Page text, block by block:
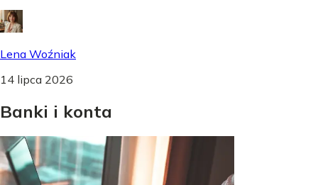
Lena Woźniak
14 lipca 2026
Banki i konta